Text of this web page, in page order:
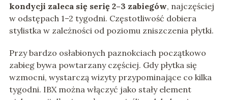
kondycji zaleca się serię 2–3 zabiegów, najczęściej
w odstępach 1–2 tygodni. Częstotliwość dobiera
stylistka w zależności od poziomu zniszczenia płytki.
Przy bardzo osłabionych paznokciach początkowo
zabieg bywa powtarzany częściej. Gdy płytka się
wzmocni, wystarczą wizyty przypominające co kilka
tygodni. IBX można włączyć jako stały element